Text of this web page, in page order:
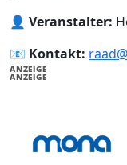
👤 Veranstalter:
📧 Kontakt:
ANZEIGE
ANZEIGE